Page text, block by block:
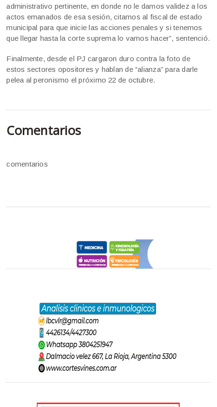
administrativo pertinente, en donde no le damos validez a los
actos emanados de esa sesión, citamos al fiscal de estado
municipal para que inicie las acciones penales y si tenemos
que llegar hasta la corte suprema lo vamos hacer”, sentenció.
Finalmente, desde el PJ cargaron duro contra la foto de
estos sectores opositores y hablan de “alianza” para darle
pelea al peronismo el próximo 22 de octubre.
Comentarios
comentarios